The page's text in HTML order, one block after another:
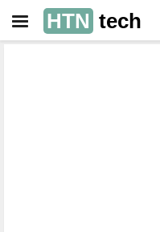
HTN tech